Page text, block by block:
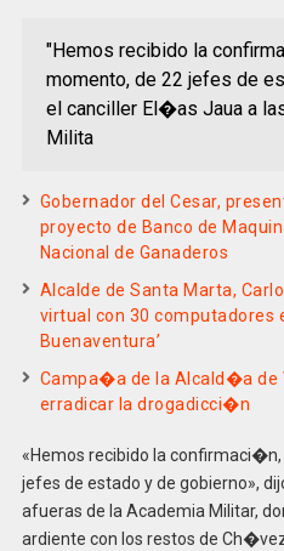
"Hemos recibido la
momento, de 22 jefes de
el canciller El�as Jaua a
Milita
Gobernador del Cesar,
proyecto de Banco de
Nacional de Ganaderos
Alcalde de Santa Marta,
virtual con 30 computadores
Buenaventura’
Campa�a de la Alcald�a de
erradicar la drogadicci�n
«Hemos recibido la
jefes de estado y de gobierno»,
afueras de la Academia Militar,
ardiente con los restos de